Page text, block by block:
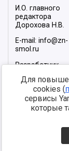
И.О. главного
редактора
Дорохова Н.В.
E-mail: info@zn-
smol.ru
Разработчик
2026
Мы в
сетях:
Для
cookies (
сервисы
которые